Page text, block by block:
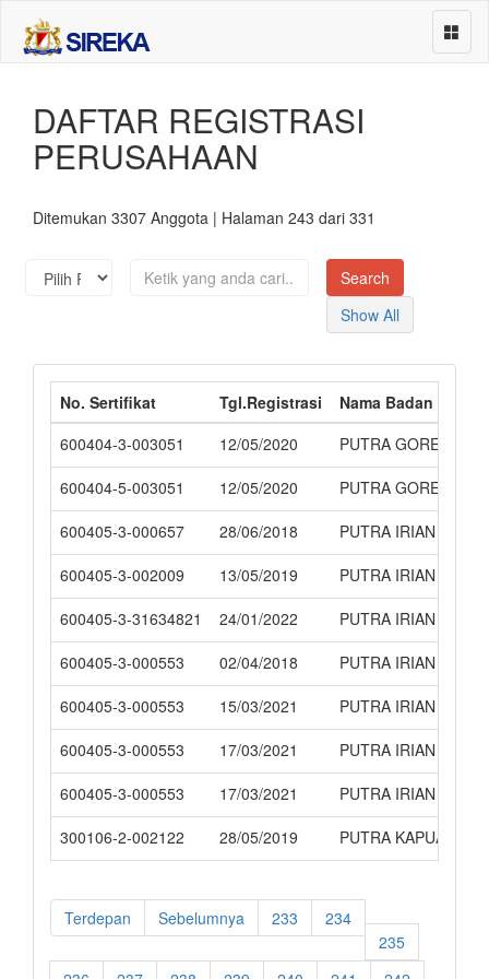
Beranda
Asosiasi Perusahaan
Services
Contact
DAFTAR REGISTRASI
PERUSAHAAN
Ditemukan 3307 Anggota | Halaman 243 dari 331
Show All
No. Sertifikat Tgl.Registrasi
Nama Badan Usaha
600404-3-003051
12/05/2020
PUTRA GOREDA
600404-5-003051
12/05/2020
PUTRA GOREDA
600405-3-000657
28/06/2018
PUTRA IRIAN
600405-3-002009
13/05/2019
PUTRA IRIAN
600405-3-31634821
24/01/2022
PUTRA IRIAN
600405-3-000553
02/04/2018
PUTRA IRIAN
600405-3-000553
15/03/2021
PUTRA IRIAN
600405-3-000553
17/03/2021
PUTRA IRIAN
600405-3-000553
17/03/2021
PUTRA IRIAN
300106-2-002122
28/05/2019 PUTRA KAPUAS
Terdepan Sebelumnya 233
234
235